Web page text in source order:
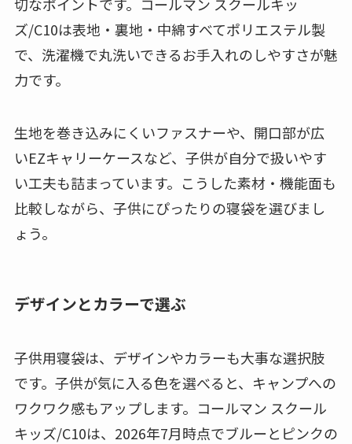
ズ/C10は表地・裏地・中綿すべてポリエステル製
で、洗濯機で丸洗いできるお手入れのしやすさが魅
力です。
生地を巻き込みにくいファスナーや、開口部が広
いEZキャリーケースなど、子供が自分で扱いやす
い工夫も詰まっています。こうした素材・機能面も
比較しながら、子供にぴったりの寝袋を選びまし
ょう。
デザインとカラーで選ぶ
子供用寝袋は、デザインやカラーも大事な選択肢
です。子供が気に入る色を選べると、キャンプへの
ワクワク感もアップします。コールマン スクール
キッズ/C10は、2026年7月時点でブルーとピンクの